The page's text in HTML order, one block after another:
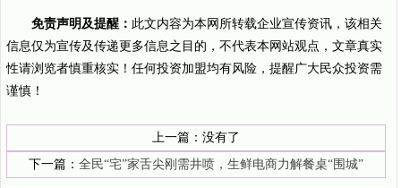
免责声明及提醒： 此文内容为本网所转载企业宣传资讯，该相关
信息仅为宣传及传递更多信息之目的，不代表本网站观点，文章真实
性请浏览者慎重核实！任何投资加盟均有风险，提醒广大民众投资需
谨慎！
上一篇：没有了
下一篇： 全民“宅”家舌尖刚需井喷，生鲜电商力解餐桌“围城”